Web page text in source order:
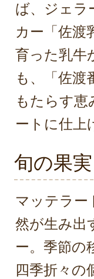
ば、ジェラ
カー「佐渡
育った乳牛
も、「佐渡
もたらす
ートに仕上
旬の果
マッテラー
然が生み出
ー。季節の
四季折々の